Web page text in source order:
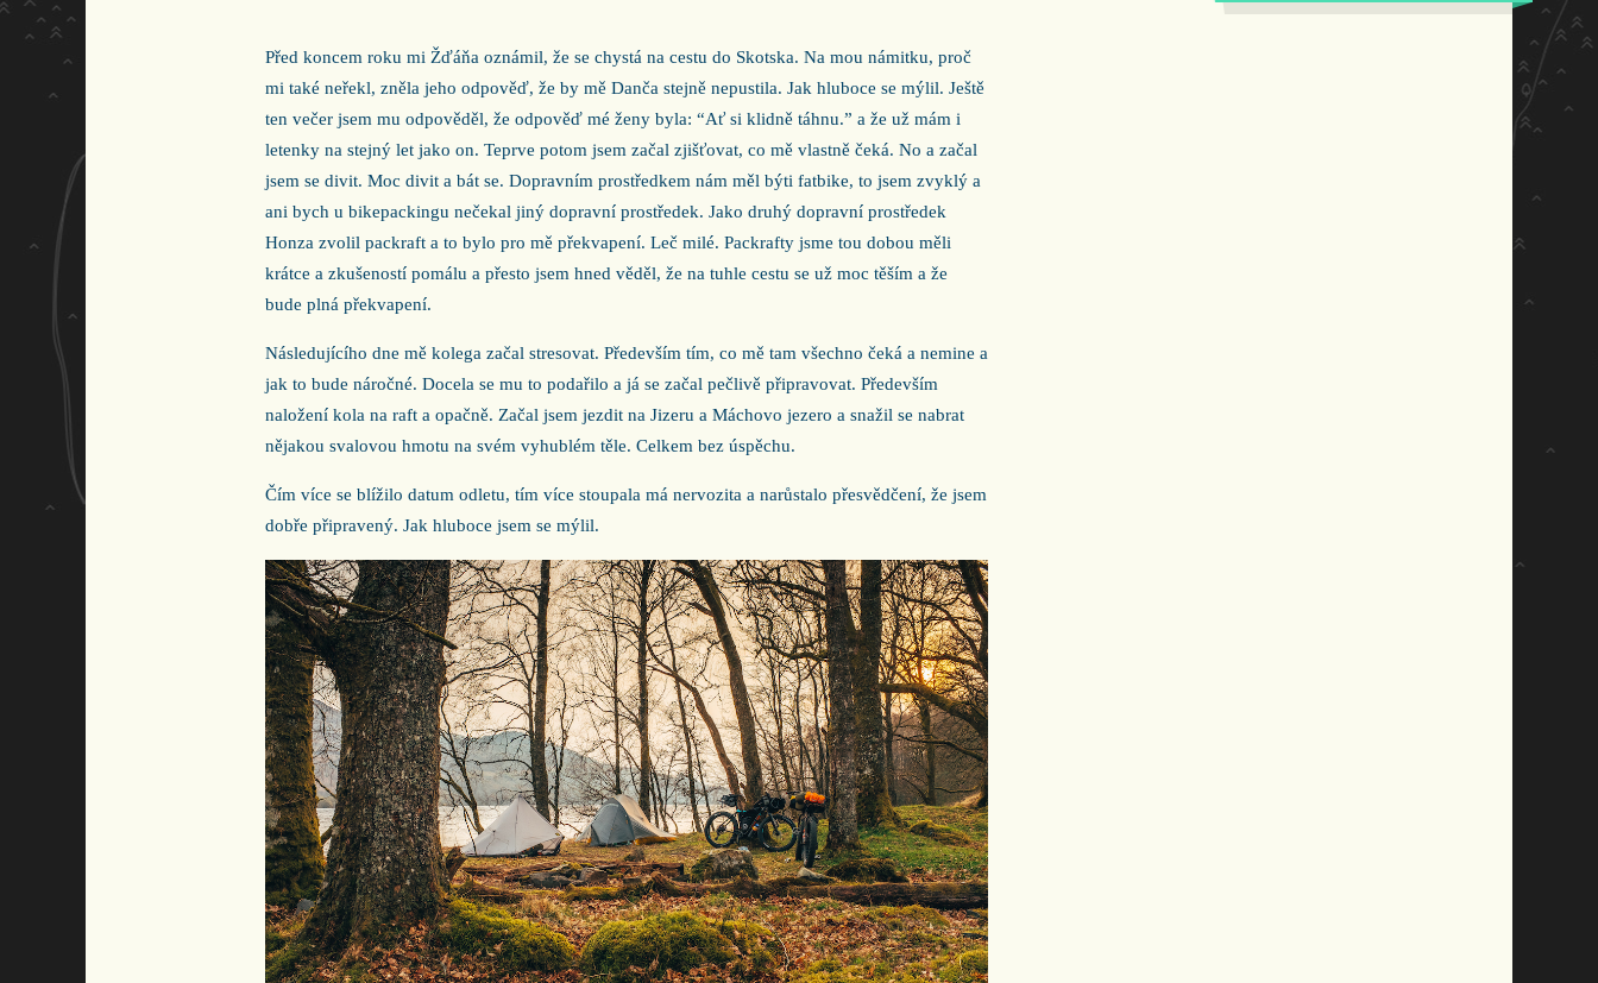
Před koncem roku mi Žďáňa oznámil, že se chystá na cestu do Skotska. Na mou námitku, proč
mi také neřekl, zněla jeho odpověď, že by mě Danča stejně nepustila. Jak hluboce se mýlil. Ještě
ten večer jsem mu odpověděl, že odpověď mé ženy byla: “Ať si klidně táhnu.” a že už mám i
letenky na stejný let jako on. Teprve potom jsem začal zjišťovat, co mě vlastně čeká. No a začal
jsem se divit. Moc divit a bát se. Dopravním prostředkem nám měl býti fatbike, to jsem zvyklý a
ani bych u bikepackingu nečekal jiný dopravní prostředek. Jako druhý dopravní prostředek
Honza zvolil packraft a to bylo pro mě překvapení. Leč milé. Packrafty jsme tou dobou měli
krátce a zkušeností pomálu a přesto jsem hned věděl, že na tuhle cestu se už moc těším a že
bude plná překvapení.
Následujícího dne mě kolega začal stresovat. Především tím, co mě tam všechno čeká a nemine a
jak to bude náročné. Docela se mu to podařilo a já se začal pečlivě připravovat. Především
naložení kola na raft a opačně. Začal jsem jezdit na Jizeru a Máchovo jezero a snažil se nabrat
nějakou svalovou hmotu na svém vyhublém těle. Celkem bez úspěchu.
Čím více se blížilo datum odletu, tím více stoupala má nervozita a narůstalo přesvědčení, že jsem
dobře připravený. Jak hluboce jsem se mýlil.